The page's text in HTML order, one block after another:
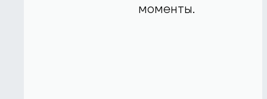
моменты.